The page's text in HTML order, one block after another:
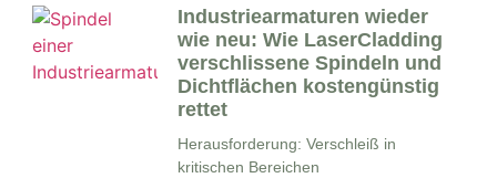
Industriearmaturen wieder
wie neu: Wie LaserCladding
verschlissene Spindeln und
Dichtflächen kostengünstig
rettet
Herausforderung: Verschleiß in
kritischen Bereichen